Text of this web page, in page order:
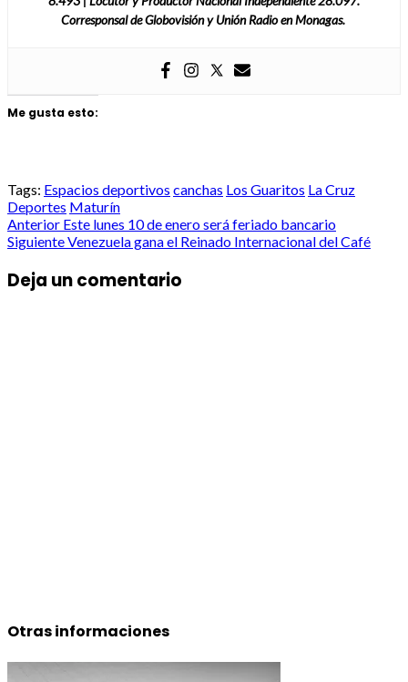
Corresponsal de Globovisión y Unión Radio en Monagas.
Me gusta esto:
Tags: Espacios deportivos canchas Los Guaritos La Cruz
Deportes Maturín
Post
Anterior Este lunes 10 de enero será feriado bancario
SiguienteVenezuela gana el Reinado Internacional del Café
Deja un comentario
Otras informaciones